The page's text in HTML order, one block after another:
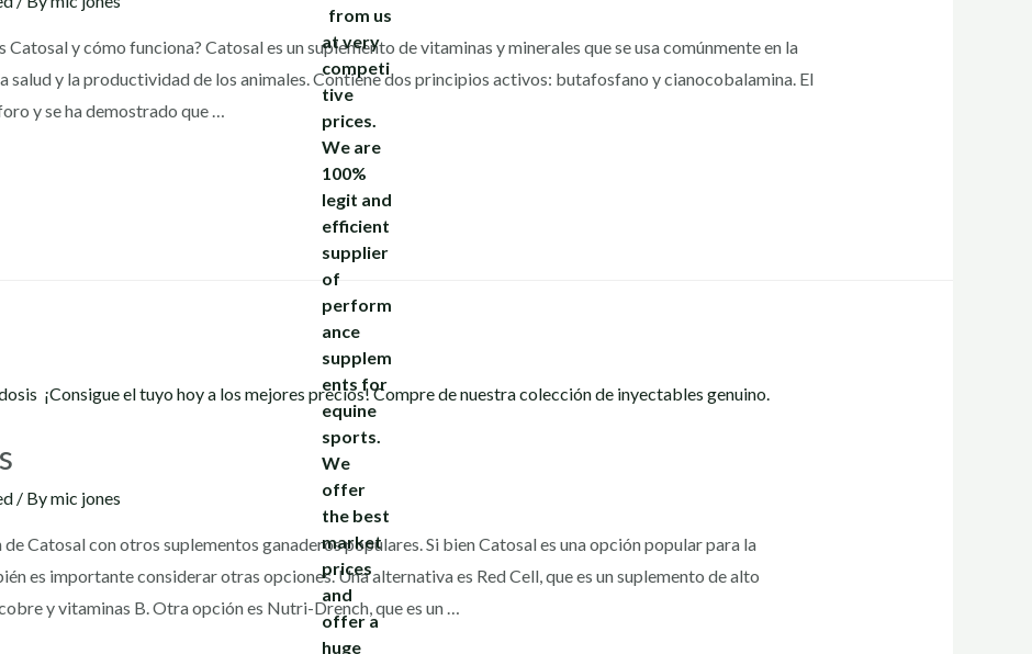
y cómo funciona? Catosal es un suplemento de vitaminas y minerales que se usa comúnmente en la
salud y la productividad de los animales. Contiene dos principios activos: butafosfano y cianocobalamina. El
y se ha demostrado que …
/ Bymic jones
Catosal con otros suplementos ganaderos populares. Si bien Catosal es una opción popular para la
es importante considerar otras opciones. Una alternativa es Red Cell, que es un suplemento de alto
y vitaminas B. Otra opción es Nutri-Drench, que es un …